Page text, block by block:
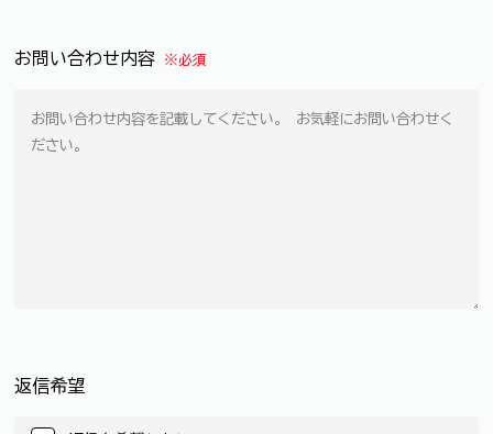
お問い合わせ内容 ※必須
返信希望